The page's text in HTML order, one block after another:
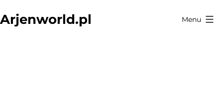
do
Arjenworld.pl Menu